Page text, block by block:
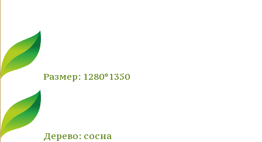
Размер: 1280*1350
Дерево: сосна